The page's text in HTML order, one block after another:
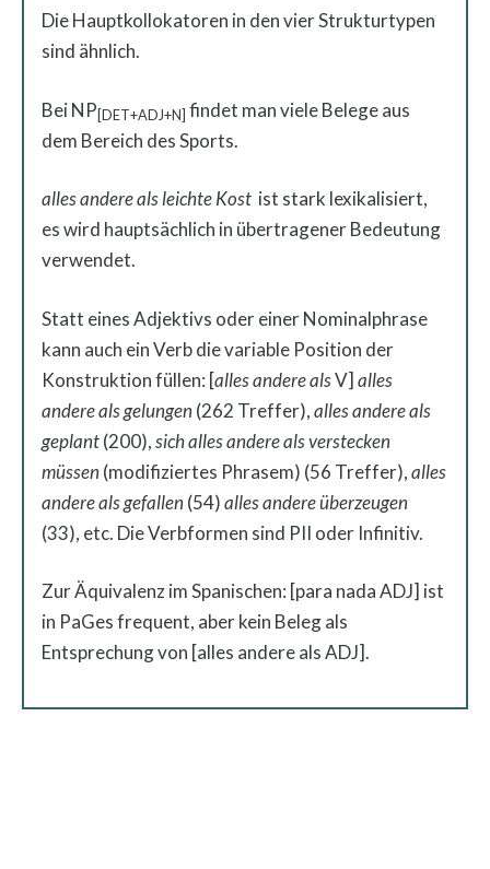
Die Hauptkollokatoren in den vier Strukturtypen
sind ähnlich.
Bei NP[DET+ADJ+N] findet man viele Belege aus
dem Bereich des Sports.
alles andere als leichte Kost ist stark lexikalisiert,
es wird hauptsächlich in übertragener Bedeutung
verwendet.
Statt eines Adjektivs oder einer Nominalphrase
kann auch ein Verb die variable Position der
Konstruktion füllen: [alles andere alsV]alles
andere als gelungen (262 Treffer),alles andere als
geplant(200),sich alles andere als verstecken
müssen (modifiziertes Phrasem) (56 Treffer),alles
andere als gefallen (54)alles andere überzeugen
(33), etc. Die Verbformen sind PII oder Infinitiv.
Zur Äquivalenz im Spanischen: [para nada ADJ] ist
in PaGes frequent, aber kein Beleg als
Entsprechung von [alles andere als ADJ].